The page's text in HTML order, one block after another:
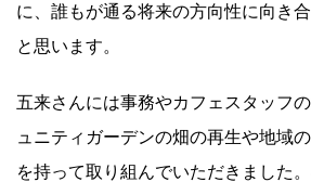
に、誰もが通る将来の方向性に向き
と思います。
五来さんには事務やカフェスタッフ
ュニティガーデンの畑の再生や地域
を持って取り組んでいただきました